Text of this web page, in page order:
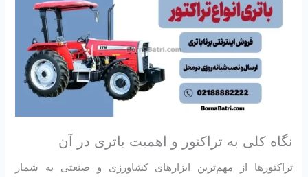
نگاه کلی به تراکتور و اهمیت باتری در آن
تراکتورها از مهم‌ترین ابزارهای کشاورزی و صنعتی به شمار